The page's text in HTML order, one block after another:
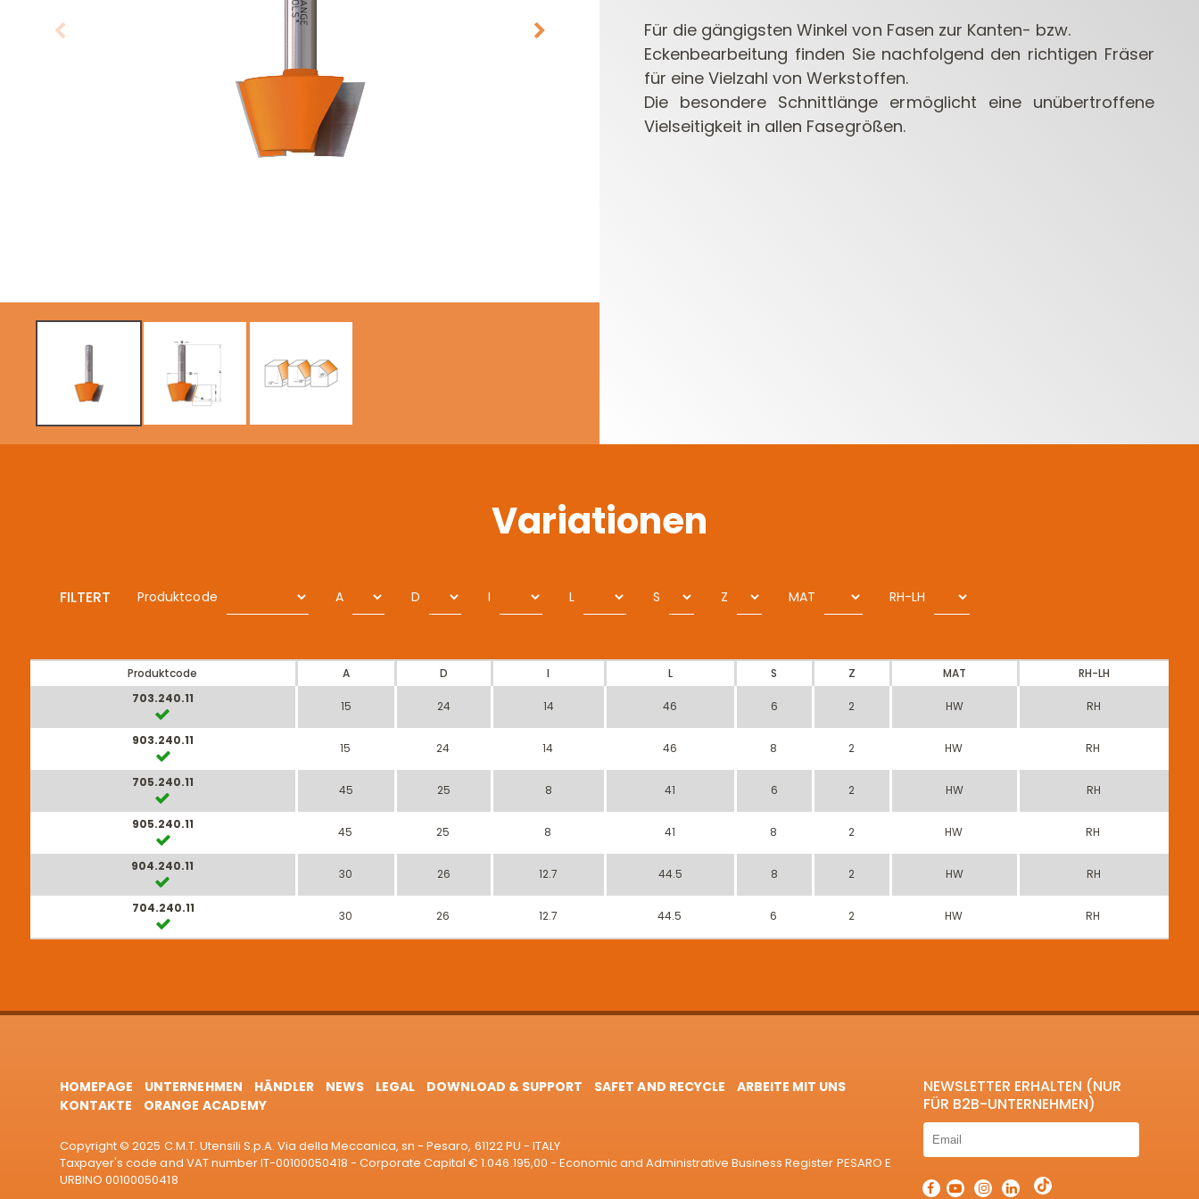
Für die gängigsten Winkel von Fasen zur Kanten- bzw.
Eckenbearbeitung finden Sie nachfolgend den richtigen Fräser
für eine Vielzahl von Werkstoffen.
Die besondere Schnittlänge ermöglicht eine unübertroffene
Vielseitigkeit in allen Fasegrößen.
Variationen
FILTERT Produktcode A D I L S Z MAT RH-LH
Produktcode A D I L S Z MAT
RH-LH
703.240.11
15 24 14 46 6 2 HW RH
903.240.11
15 24 14 46 8 2 HW RH
705.240.11
45 25 8 41 6 2 HW RH
905.240.11
45 25 8 41 8 2 HW RH
904.240.11
30 26 12.7 44.5 8 2 HW RH
704.240.11
30 26 12.7 44.5 6 2 HW RH
HOMEPAGE UNTERNEHMEN HÄNDLER NEWS LEGAL DOWNLOAD & SUPPORT SAFET AND RECYCLE
ARBEITE MIT UNS
KONTAKTE
ORANGE ACADEMY
Copyright © 2025 C.M.T. Utensili S.p.A. Via della Meccanica, sn - Pesaro, 61122 PU - ITALY
Taxpayer's code and VAT number IT-00100050418 - Corporate Capital € 1.046.195,00 - Economic and Administrative Business Register PESARO E
URBINO 00100050418
NEWSLETTER ERHALTEN (NUR
FÜR B2B-UNTERNEHMEN)